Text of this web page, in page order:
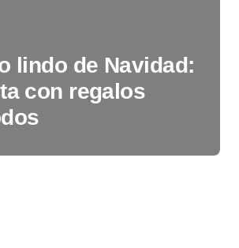
lindo de Navidad:
con regalos